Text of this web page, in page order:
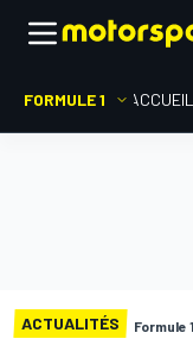
FORMULE 1 ACCUEIL
ACTUALITÉS Formule 1